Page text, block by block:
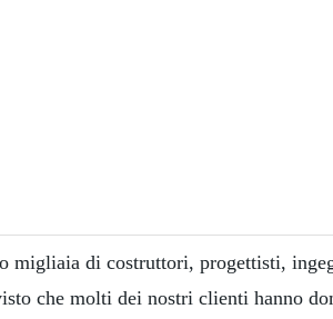
migliaia di costruttori, progettisti,
che molti dei nostri clienti hanno